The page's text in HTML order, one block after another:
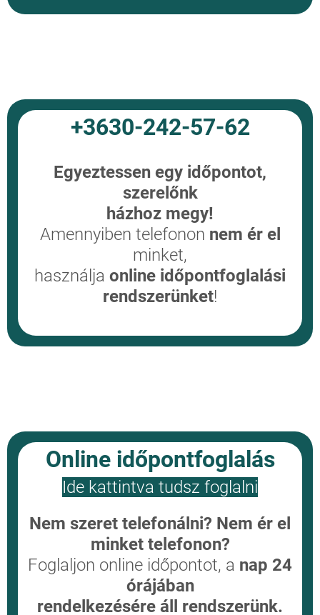
+3630-242-57-62
Egyeztessen egy időpontot,
szerelőnk
házhoz megy!
Amennyiben telefonon nem ér el
minket,
használja online időpontfoglalási
rendszerünket!
Online időpontfoglalás
Ide kattintva tudsz foglalni
Nem szeret telefonálni? Nem ér el
minket telefonon?
Foglaljon online időpontot, a nap 24
órájában
rendelkezésére áll rendszerünk.